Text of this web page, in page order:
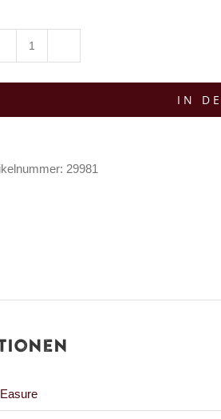
T-
Menge
IN
29981
Easure